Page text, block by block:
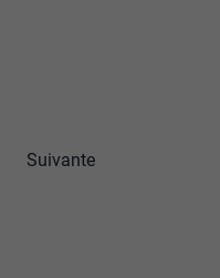
Suivante